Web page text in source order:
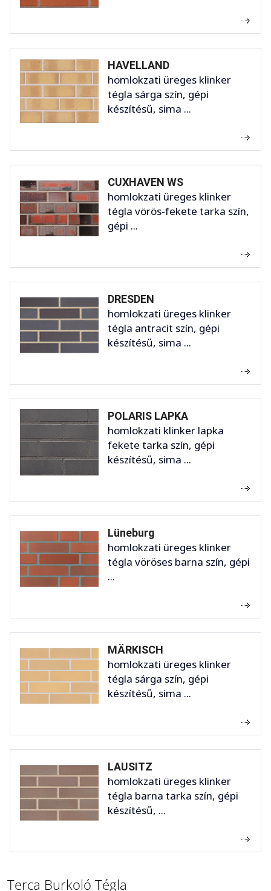
HAVELLAND
homlokzati üreges klinker
tégla sárga szín, gépi
készítésű, sima ...
CUXHAVEN WS
homlokzati üreges klinker
tégla vörös-fekete tarka szín,
gépi ...
DRESDEN
homlokzati üreges klinker
tégla antracit szín, gépi
készítésű, sima ...
POLARIS LAPKA
homlokzati klinker lapka
fekete tarka szín, gépi
készítésű, sima ...
Lüneburg
homlokzati üreges klinker
tégla vöröses barna szín, gépi
...
MÄRKISCH
homlokzati üreges klinker
tégla sárga szín, gépi
készítésű, sima ...
LAUSITZ
homlokzati üreges klinker
tégla barna tarka szín, gépi
készítésű, ...
Terca Burkoló Tégla